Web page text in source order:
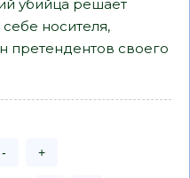
убийца решает
себе носителя,
претендентов своего
- +